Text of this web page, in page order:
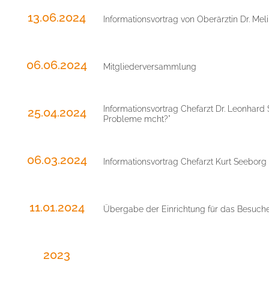
13.06.2024 Informationsvortrag von Oberärztin Dr.
06.06.2024 Mitgliederversammlung
25.04.2024
Informationsvortrag Chefarzt Dr.
Probleme mcht?"
06.03.2024 Informationsvortrag Chefarzt Kurt
11.01.2024 Übergabe der Einrichtung für das
2023